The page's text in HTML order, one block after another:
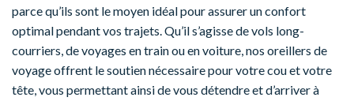
parce qu’ils sont le moyen idéal pour assurer un confort
optimal pendant vos trajets. Qu’il s’agisse de vols long-
courriers, de voyages en train ou en voiture, nos oreillers de
voyage offrent le soutien nécessaire pour votre cou et votre
tête, vous permettant ainsi de vous détendre et d’arriver à